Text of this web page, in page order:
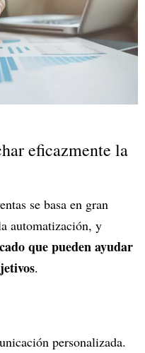
eficazmente la
se basa en gran
automatización, y
que pueden ayudar
.
personalizada.